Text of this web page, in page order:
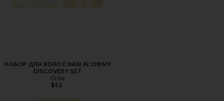
НАБОР ДЛЯ ВОЛОС HAIR ALCHEMY
DISCOVERY SET
Oribe
$52